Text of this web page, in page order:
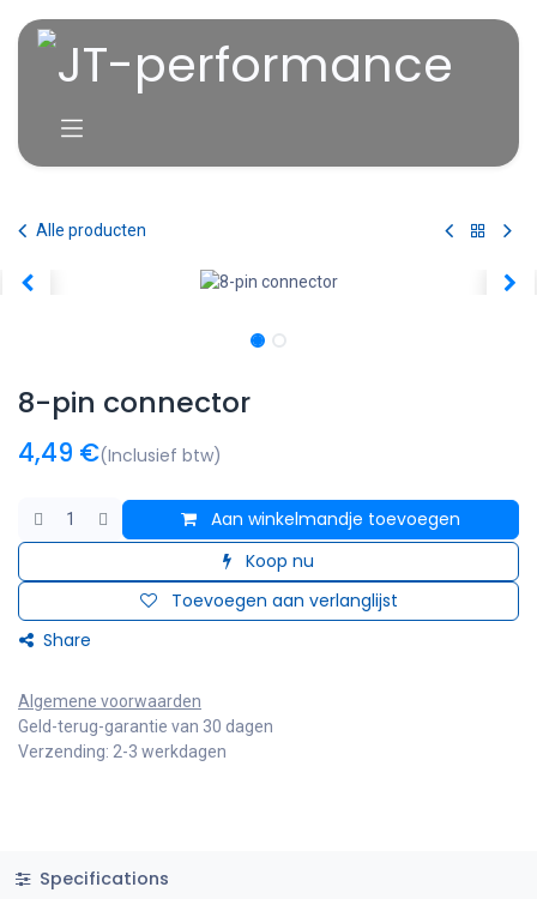
Alle producten
8-pin connector
4,49 €(Inclusief btw)
Aan winkelmandje toevoegen
Koop nu
Toevoegen aan verlanglijst
Share
Algemene voorwaarden
Geld-terug-garantie van 30 dagen
Verzending: 2-3 werkdagen
Specifications